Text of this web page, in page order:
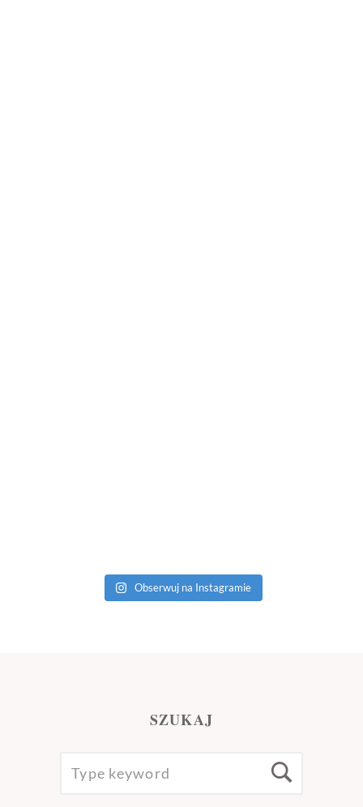
Obserwuj na Instagramie
SZUKAJ
FOR: